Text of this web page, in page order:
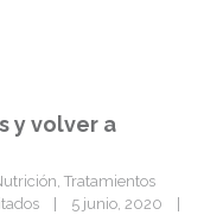
y volver a
, Tratamientos